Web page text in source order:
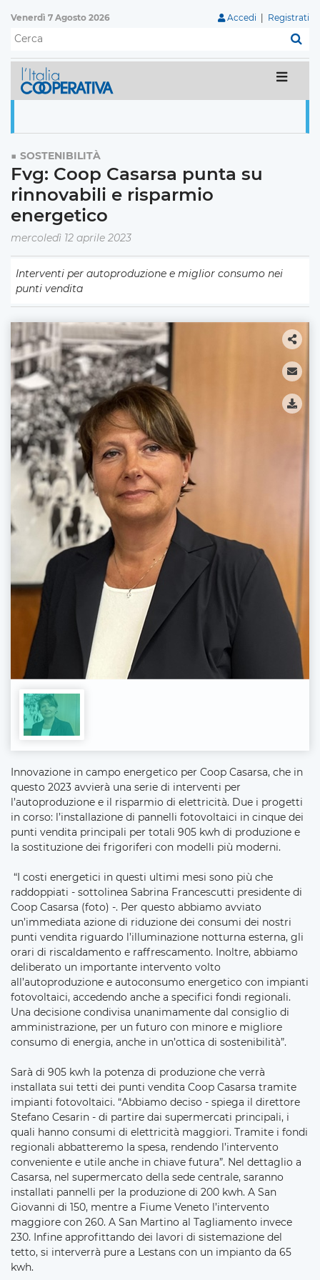
Venerdì 7 Agosto 2026 Accedi Registrati
SOSTENIBILITÀ
Fvg: Coop Casarsa punta su
rinnovabili e risparmio
energetico
mercoledì 12 aprile 2023
Interventi per autoproduzione e miglior consumo nei
punti vendita
Innovazione in campo energetico per Coop Casarsa, che in
questo 2023 avvierà una serie di interventi per
l’autoproduzione e il risparmio di elettricità. Due i progetti
in corso: l’installazione di pannelli fotovoltaici in cinque dei
punti vendita principali per totali 905 kwh di produzione e
la sostituzione dei frigoriferi con modelli più moderni.
“I costi energetici in questi ultimi mesi sono più che
raddoppiati - sottolinea Sabrina Francescutti presidente di
Coop Casarsa (foto) -. Per questo abbiamo avviato
un’immediata azione di riduzione dei consumi dei nostri
punti vendita riguardo l’illuminazione notturna esterna, gli
orari di riscaldamento e raffrescamento. Inoltre, abbiamo
deliberato un importante intervento volto
all’autoproduzione e autoconsumo energetico con impianti
fotovoltaici, accedendo anche a specifici fondi regionali.
Una decisione condivisa unanimamente dal consiglio di
amministrazione, per un futuro con minore e migliore
consumo di energia, anche in un’ottica di sostenibilità”.
Sarà di 905 kwh la potenza di produzione che verrà
installata sui tetti dei punti vendita Coop Casarsa tramite
impianti fotovoltaici. “Abbiamo deciso - spiega il direttore
Stefano Cesarin - di partire dai supermercati principali, i
quali hanno consumi di elettricità maggiori. Tramite i fondi
regionali abbatteremo la spesa, rendendo l’intervento
conveniente e utile anche in chiave futura”. Nel dettaglio a
Casarsa, nel supermercato della sede centrale, saranno
installati pannelli per la produzione di 200 kwh. A San
Giovanni di 150, mentre a Fiume Veneto l’intervento
maggiore con 260. A San Martino al Tagliamento invece
230. Infine approfittando dei lavori di sistemazione del
tetto, si interverrà pure a Lestans con un impianto da 65
kwh.